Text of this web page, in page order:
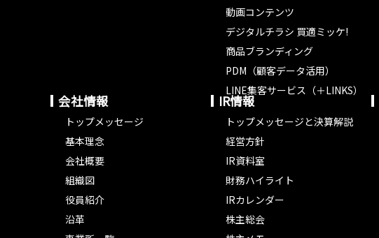
動画コンテンツ
デジタルチラシ 買適ミッケ!
商品ブランディング
PDM（顧客データ活用）
LINE集客サービス（＋LINKS）
会社情報
トップメッセージ
基本理念
会社概要
組織図
役員紹介
沿革
IR情報
トップメッセージと決算解説
経営方針
IR資料室
財務ハイライト
IRカレンダー
株主総会